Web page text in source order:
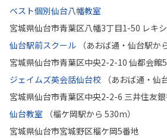
ベスト個別仙台八幡教室
宮城県仙台市青葉区八幡3丁目1-50 レキ
仙台駅前スクール
（あおば通・仙台駅か
宮城県仙台市青葉区中央2-2-10 仙都会館
ジェイムズ英会話仙台校
（あおば通・仙
宮城県仙台市青葉区中央2-2-6 三井住友
仙台教室
（榴ケ岡駅から 530m）
宮城県仙台市宮城野区榴ケ岡5番地